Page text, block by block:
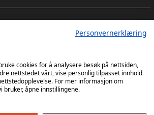
Personvernerklæring
cookies for å analysere besøk på nettsiden,
nettstedet vårt, vise personlig tilpasset innhold
For mer informasjon om
bruker, åpne innstillingene.